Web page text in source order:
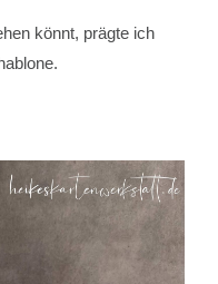
könnt, prägte ich